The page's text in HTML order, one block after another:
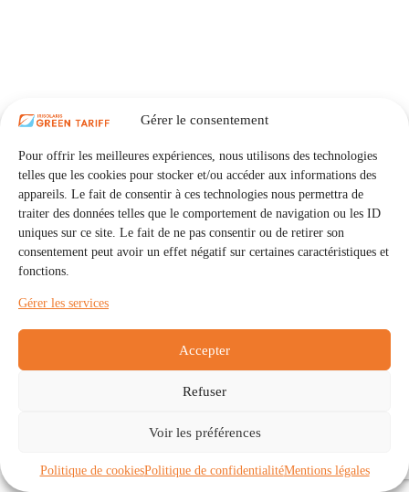
Gérer le consentement
Pour offrir les meilleures expériences, nous utilisons des technologies
telles que les cookies pour stocker et/ou accéder aux informations des
appareils. Le fait de consentir à ces technologies nous permettra de
traiter des données telles que le comportement de navigation ou les ID
uniques sur ce site. Le fait de ne pas consentir ou de retirer son
consentement peut avoir un effet négatif sur certaines caractéristiques et
fonctions.
Gérer les services
Accepter
Refuser
Voir les préférences
Politique de cookiesPolitique de confidentialitéMentions légales
Communautés
À propos
Politique de cookies (UE)